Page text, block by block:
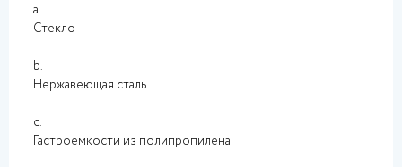
a.
Стекло
b.
Нержавеющая сталь
c.
Гастроемкости из полипропилена